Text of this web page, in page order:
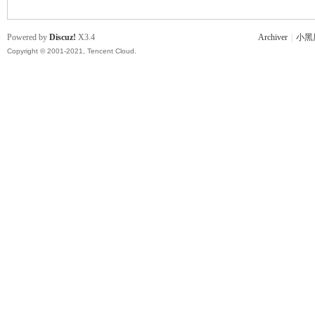
Archiver 小黑
Powered by Discuz! X3.4
Copyright © 2001-2021, Tencent Cloud.